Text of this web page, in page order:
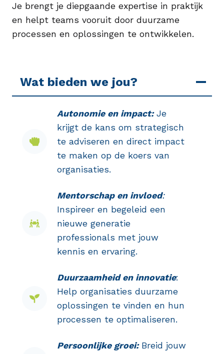
Je brengt je diepgaande expertise in praktijk
en helpt teams vooruit door duurzame
processen en oplossingen te ontwikkelen.
Wat bieden we jou?
Autonomie en impact: Je
krijgt de kans om strategisch
te adviseren en direct impact
te maken op de koers van
organisaties.
Mentorschap en invloed:
Inspireer en begeleid een
nieuwe generatie
professionals met jouw
kennis en ervaring.
Duurzaamheid en innovatie:
Help organisaties duurzame
oplossingen te vinden en hun
processen te optimaliseren.
Persoonlijke groei: Breid jouw